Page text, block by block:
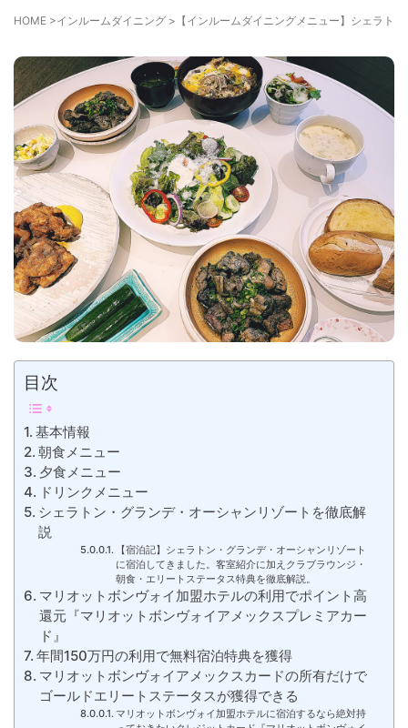
HOME >インルームダイニング > 【インルームダイニングメニュー】シェラト
目次
基本情報
朝食メニュー
夕食メニュー
ドリンクメニュー
シェラトン・グランデ・オーシャンリゾートを徹底解
説
【宿泊記】シェラトン・グランデ・オーシャンリゾート
に宿泊してきました。客室紹介に加えクラブラウンジ・
朝食・エリートステータス特典を徹底解説。
マリオットボンヴォイ加盟ホテルの利用でポイント高
還元『マリオットボンヴォイアメックスプレミアカー
ド』
年間150万円の利用で無料宿泊特典を獲得
マリオットボンヴォイアメックスカードの所有だけで
ゴールドエリートステータスが獲得できる
マリオットボンヴォイ加盟ホテルに宿泊するなら絶対持